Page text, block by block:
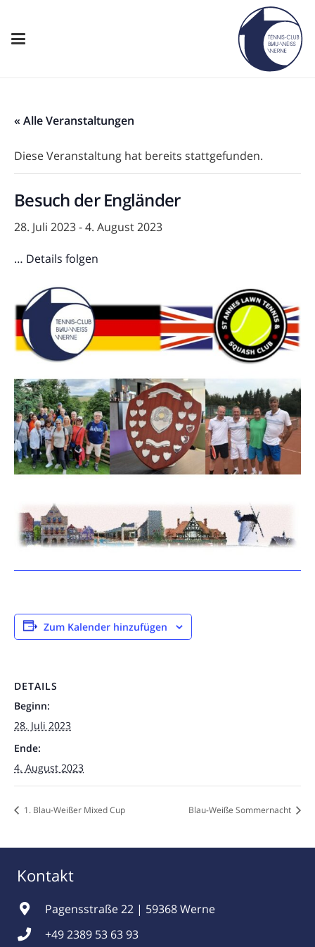
« Alle Veranstaltungen
Diese Veranstaltung hat bereits stattgefunden.
Besuch der Engländer
28. Juli 2023-4. August 2023
… Details folgen
Zum Kalender hinzufügen
DETAILS
Beginn:
28. Juli 2023
Ende:
4. August 2023
1. Blau-Weißer Mixed Cup Blau-Weiße Sommernacht
Kontakt
Pagensstraße 22 | 59368 Werne
+49 2389 53 63 93